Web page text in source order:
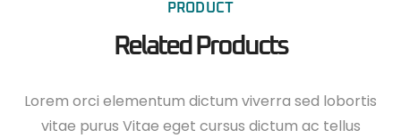
PRODUCT
Related Products
Lorem orci elementum dictum viverra sed lobortis
vitae purus Vitae eget cursus dictum ac tellus